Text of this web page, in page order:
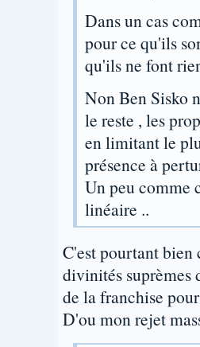
Dans un cas
pour ce qu'ils
qu'ils ne font
Non Ben Sisko
le reste , les
en limitant le
présence à
Un peu comme
linéaire ..
C'est pourtant bien
divinités suprèmes
de la franchise
D'ou mon rejet